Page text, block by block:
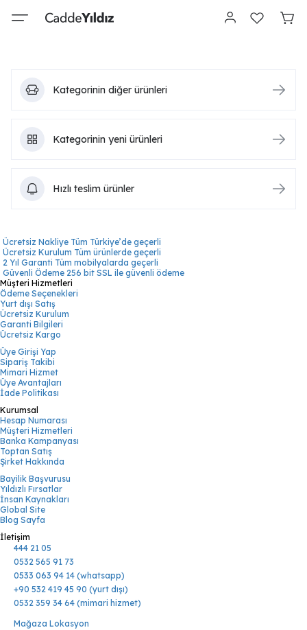
Kategorinin diğer ürünleri
Kategorinin yeni ürünleri
Hızlı teslim ürünler
Ücretsiz Nakliye Tüm Türkiye’de geçerli
Ücretsiz Kurulum Tüm ürünlerde geçerli
2 Yıl Garanti Tüm mobilyalarda geçerli
Güvenli Ödeme 256 bit SSL ile güvenli ödeme
Müşteri Hizmetleri
Ödeme Seçenekleri
Yurt dışı Satış
Ücretsiz Kurulum
Garanti Bilgileri
Ücretsiz Kargo
Üye Girişi Yap
Sipariş Takibi
Mimari Hizmet
Üye Avantajları
İade Politikası
Kurumsal
Hesap Numarası
Müşteri Hizmetleri
Banka Kampanyası
Toptan Satış
Şirket Hakkında
Bayilik Başvurusu
Yıldızlı Fırsatlar
İnsan Kaynakları
Global Site
Blog Sayfa
İletişim
444 21 05
0532 565 91 73
0533 063 94 14 (whatsapp)
+90 532 419 45 90 (yurt dışı)
0532 359 34 64 (mimari hizmet)
Mağaza Lokasyon